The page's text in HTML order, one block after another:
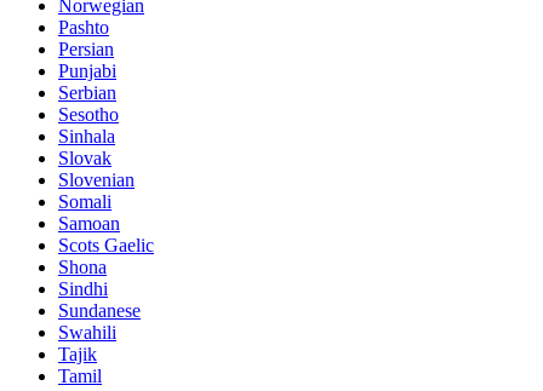
Norwegian
Pashto
Persian
Punjabi
Serbian
Sesotho
Sinhala
Slovak
Slovenian
Somali
Samoan
Scots Gaelic
Shona
Sindhi
Sundanese
Swahili
Tajik
Tamil